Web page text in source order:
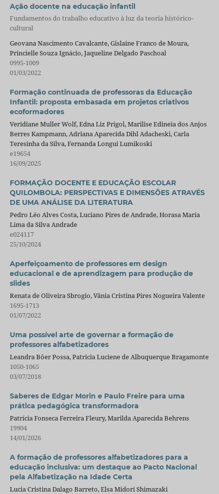
Ação docente na educação infantil
Fundamentos do trabalho educativo à luz da teoria histórico-
cultural
Geovana Nascimento Cavalcante, Gislaine Franco de Moura,
Princielle Souza Ignácio, Jaqueline Delgado Paschoal
0995-1009
01/03/2022
Formação continuada de professoras da Educação
Infantil: proposta embasada em projetos criativos
ecoformadores
Veridiane Muller Wolf, Edna Liz Prigol, Marilise Edineia dos Anjos
Berres Kampmann, Adriana Aparecida Dihl Adacheski, Carla
Teresinha da Silva, Fernanda Longui Lumikoski
e19654
16/09/2025
FORMAÇÃO DOCENTE E EDUCAÇÃO ESCOLAR
QUILOMBOLA: PERSPECTIVAS E DIMENSÕES ATRAVÉS
DE UMA ANÁLISE DA LITERATURA
Pedro Léo Alves Costa, Luciano Pires de Andrade, Horasa Maria
Lima da Silva Andrade
e024117
25/10/2024
Aperfeiçoamento de professores em design
educacional e de aprendizagem para produção de
slides
Renata de Oliveira Sbrogio, Vânia Cristina Pires Nogueira Valente
1695-1713
01/07/2022
Uma possível arte de governar a formação de
professores alfabetizadores
Leandra Bôer Possa, Patricia Luciene de Albuquerque Bragamonte
1050-1065
03/07/2018
Saberes de Edgar Morin e Paulo Freire para uma
prática pedagógica transformadora
Patrícia Fonseca Ferreira Fleury, Marilda Aparecida Behrens
19904
14/01/2026
A formação de professores alfabetizadores para a
educação inclusiva: um destaque ao Pacto Nacional
pela Alfabetização na Idade Certa
Lucia Cristina Dalago Barreto, Elsa Midori Shimazaki